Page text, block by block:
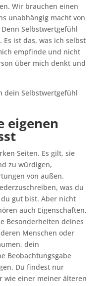
Wir brauchen einen
unabhängig macht von
Selbstwertgefühl
Es ist das, was ich selbst
empfinde und nicht
über mich denkt und
dein Selbstwertgefühl
eigenen
Seiten. Es gilt, sie
zu würdigen,
von außen.
was du
gut bist. Aber nicht
auch Eigenschaften,
Besonderheiten deines
Menschen oder
dein
Beobachtungsgabe
Du findest nur
wie einer meiner älteren